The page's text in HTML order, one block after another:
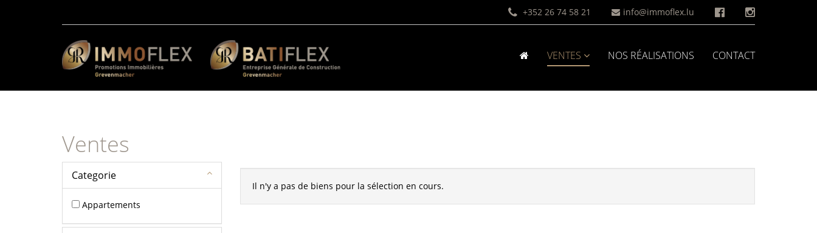
+352 26 74 58 21 info@immoflex.lu
VENTES NOS RÉALISATIONS CONTACT
Ventes
Categorie
Appartements
Il n'y a pas de biens pour la sélection en cours.